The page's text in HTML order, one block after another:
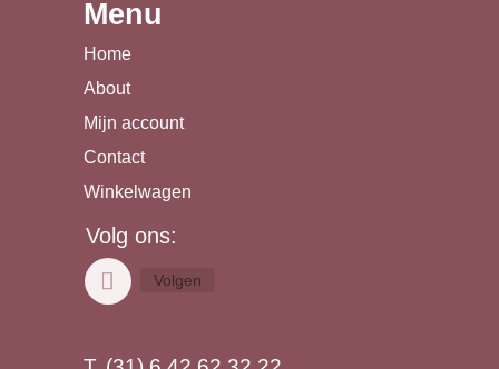
Menu
Home
About
Mijn account
Contact
Winkelwagen
Volg ons:
Volgen